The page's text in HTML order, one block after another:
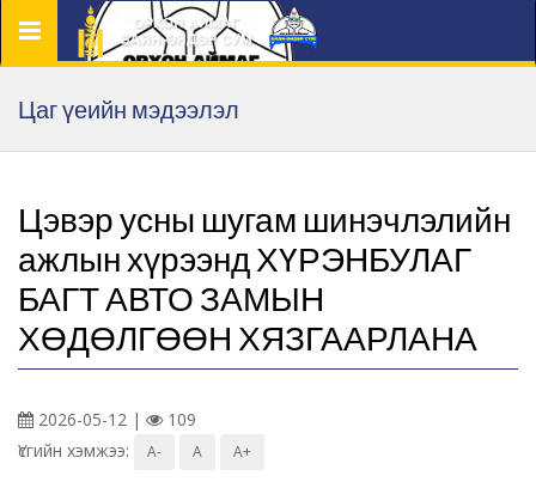
Цэс
Цаг үеийн мэдээлэл
Цэвэр усны шугам шинэчлэлийн
ажлын хүрээнд ХҮРЭНБУЛАГ
БАГТ АВТО ЗАМЫН
ХӨДӨЛГӨӨН ХЯЗГААРЛАНА
2026-05-12 |
109
Үсгийн хэмжээ:
A- A A+